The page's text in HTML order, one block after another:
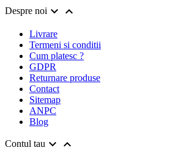
Despre noi  
Livrare
Termeni si conditii
Cum platesc ?
GDPR
Returnare produse
Contact
Sitemap
ANPC
Blog
Contul tau  